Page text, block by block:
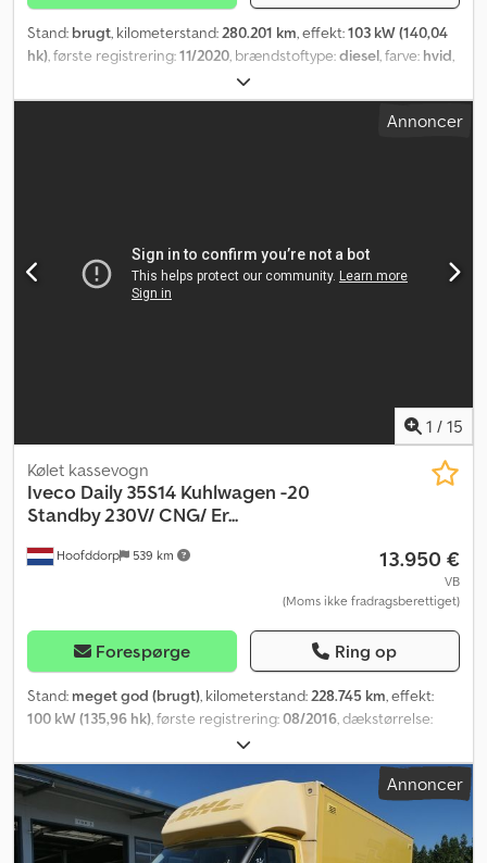
Stand: brugt, kilometerstand:280.201 km, effekt:103 kW (140,04
hk), første registrering:11/2020, brændstoftype:diesel, farve: hvid,
, emissionsklasse:
Produktionsår:2020, Udstyr:centrallås, fartpilot, klimaanlæg,
, Kølevarevogn med ATP FRCX
Annoncer
1 / 15
Hoofddorp 539 km
Kølet kassevogn
Iveco Daily 35S14 Kuhlwagen -20
Standby 230V/ CNG/ Er...
13.950 €
VB
(Moms ikke fradragsberettiget)
Forespørge Ring op
Stand: meget god (brugt), kilometerstand:228.745 km, effekt:
100 kW (135,96 hk), første registrering:08/2016, dækstørrelse:
4x2
brændstoftank kapacitet:194 l, farve:hvid, geartype:mekanisk,
antal gear:6, emissionsklasse:Euro 6, affjedring:
, antal sæder:
, samlet længde:5.960 mm, samlet bredde: 2.010 mm
højde:2.660 mm, tilladt akselbelastning (aksel 1): 1.900 kg, tilladt
akselbelastning (aksel 2):2.240 kg, Produktionsår:
, Udstyr:
Annoncer